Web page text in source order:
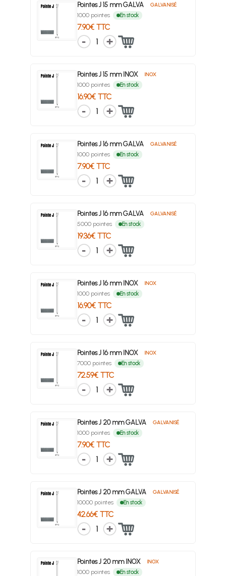
Pointes J 15 mm GALVA GALVANISÉ
1000 pointes En stock
7.90€ TTC
1
Pointes J 15 mm INOX INOX
1000 pointes En stock
16.90€ TTC
1
Pointes J 16 mm GALVA GALVANISÉ
1000 pointes En stock
7.90€ TTC
1
Pointes J 16 mm GALVA GALVANISÉ
5000 pointes En stock
19.36€ TTC
1
Pointes J 16 mm INOX INOX
1000 pointes En stock
16.90€ TTC
1
Pointes J 16 mm INOX INOX
7000 pointes En stock
72.59€ TTC
1
Pointes J 20 mm GALVA GALVANISÉ
1000 pointes En stock
7.90€ TTC
1
Pointes J 20 mm GALVA GALVANISÉ
10000 pointes En stock
42.66€ TTC
1
Pointes J 20 mm INOX INOX
1000 pointes En stock